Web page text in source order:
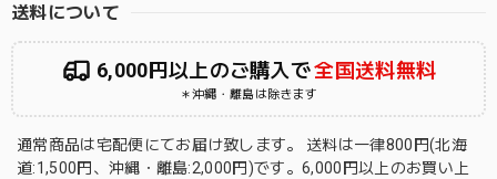
送料について
6,000円以上のご購入で全国送料無料
＊沖縄・離島は除きます
通常商品は宅配便にてお届け致します。 送料は一律800円(北海
道:1,500円、沖縄・離島:2,000円)です。6,000円以上のお買い上